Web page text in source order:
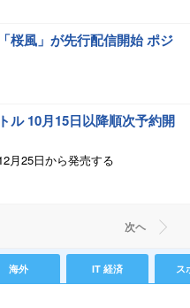
桜風」が先行配信開始 ポジ
ル 10月15日以降順次予約開
月25日から発売する
次ヘ
海外 IT 経済 ス